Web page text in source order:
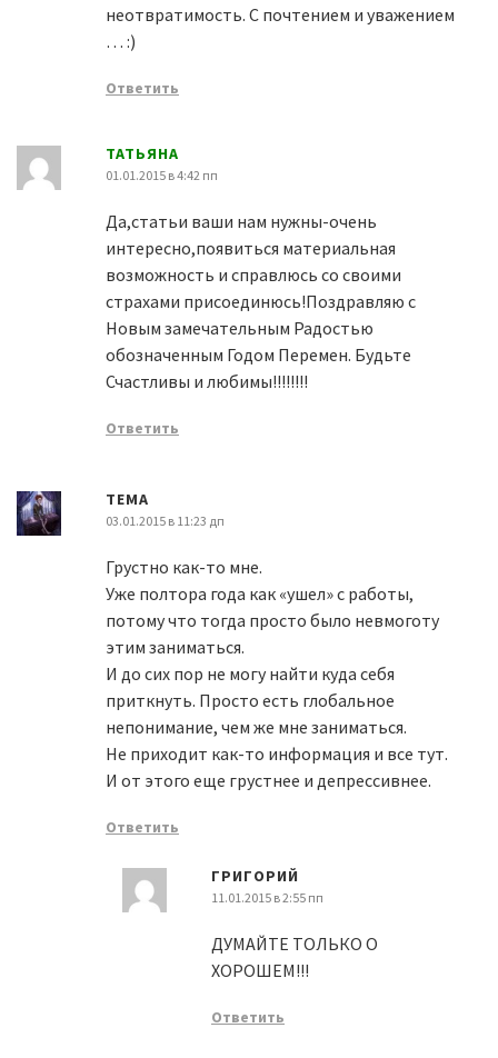
неотвратимость. С почтением и уважением
… :)
Ответить
ТАТЬЯНА
01.01.2015 в 4:42 пп
Да,статьи ваши нам нужны-очень
интересно,появиться материальная
возможность и справлюсь со своими
страхами присоединюсь!Поздравляю с
Новым замечательным Радостью
обозначенным Годом Перемен. Будьте
Счастливы и любимы!!!!!!!!
Ответить
TEMA
03.01.2015 в 11:23 дп
Грустно как-то мне.
Уже полтора года как «ушел» с работы,
потому что тогда просто было невмоготу
этим заниматься.
И до сих пор не могу найти куда себя
приткнуть. Просто есть глобальное
непонимание, чем же мне заниматься.
Не приходит как-то информация и все тут.
И от этого еще грустнее и депрессивнее.
Ответить
ГРИГОРИЙ
11.01.2015 в 2:55 пп
ДУМАЙТЕ ТОЛЬКО О
ХОРОШЕМ!!!
Ответить